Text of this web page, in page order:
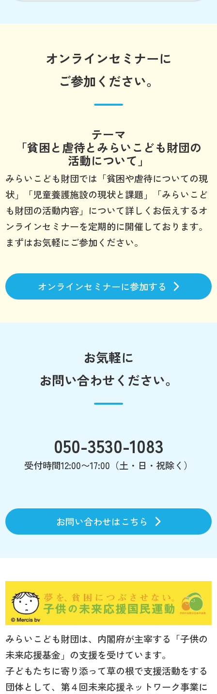
オンラインセミナーに
ご参加ください。
テーマ
「貧困と虐待とみらいこども財団の
活動について」
みらいこども財団では「貧困や虐待についての現
状」「児童養護施設の現状と課題」「みらいこど
も財団の活動内容」について詳しくお伝えするオ
ンラインセミナーを定期的に開催しております。
まずはお気軽にご参加ください。
オンラインセミナーに参加する
お気軽に
お問い合わせください。
050-3530-1083
受付時間12:00〜17:00（土・日・祝除く）
お問い合わせはこちら
みらいこども財団は、内閣府が主宰する「子供の
未来応援基金」の支援を受けています。
子どもたちに寄り添って草の根で支援活動をする
団体として、第４回未来応援ネットワーク事業に